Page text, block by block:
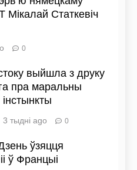
Статкевіч
0
выйшла з друку
пра маральны
3 тыдні ago 0
ўзяцця
ў Францыі